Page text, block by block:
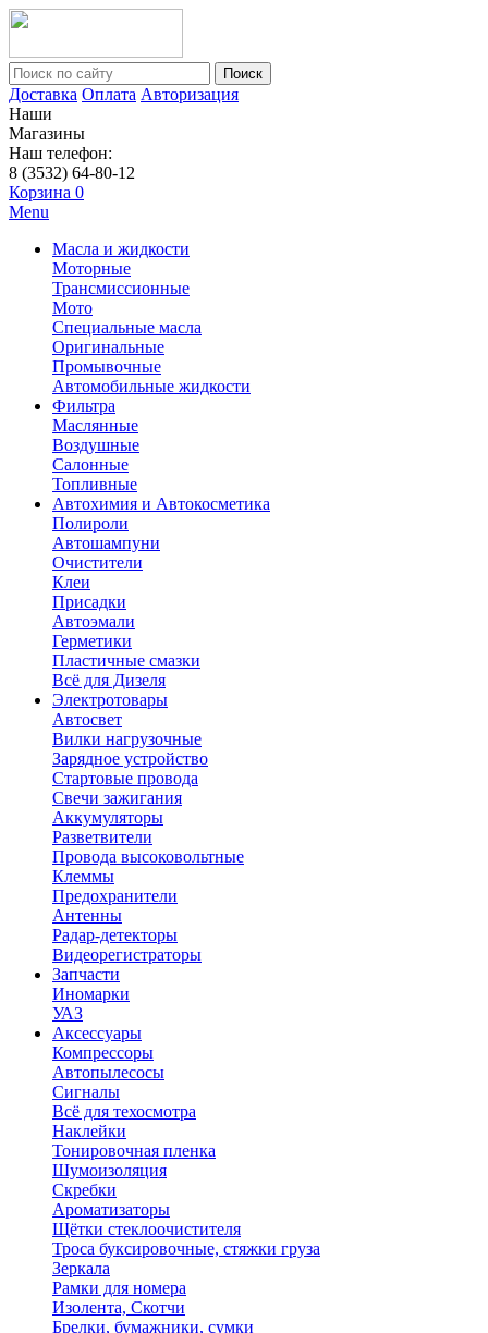
Поиск
Доставка Оплата Авторизация
Наши
Магазины
Наш телефон:
8 (3532) 64-80-12
Корзина 0
Menu
Масла и жидкости
Моторные
Трансмиссионные
Мото
Специальные масла
Оригинальные
Промывочные
Автомобильные жидкости
Фильтра
Маслянные
Воздушные
Салонные
Топливные
Автохимия и Автокосметика
Полироли
Автошампуни
Очистители
Клеи
Присадки
Автоэмали
Герметики
Пластичные смазки
Всё для Дизеля
Электротовары
Автосвет
Вилки нагрузочные
Зарядное устройство
Стартовые провода
Свечи зажигания
Аккумуляторы
Разветвители
Провода высоковольтные
Клеммы
Предохранители
Антенны
Радар-детекторы
Видеорегистраторы
Запчасти
Иномарки
УАЗ
Аксесcуары
Компрессоры
Автопылесосы
Сигналы
Всё для техосмотра
Наклейки
Тонировочная пленка
Шумоизоляция
Скребки
Ароматизаторы
Щётки стеклоочистителя
Троса буксировочные, стяжки груза
Зеркала
Рамки для номера
Изолента, Скотчи
Брелки, бумажники, сумки